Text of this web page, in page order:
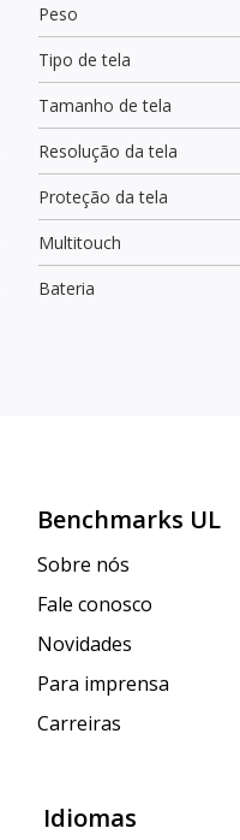
Peso
Tipo de tela
Tamanho de tela
Resolução da tela
Proteção da tela
Multitouch
Bateria
Benchmarks UL
Sobre nós
Fale conosco
Novidades
Para imprensa
Carreiras
Idiomas